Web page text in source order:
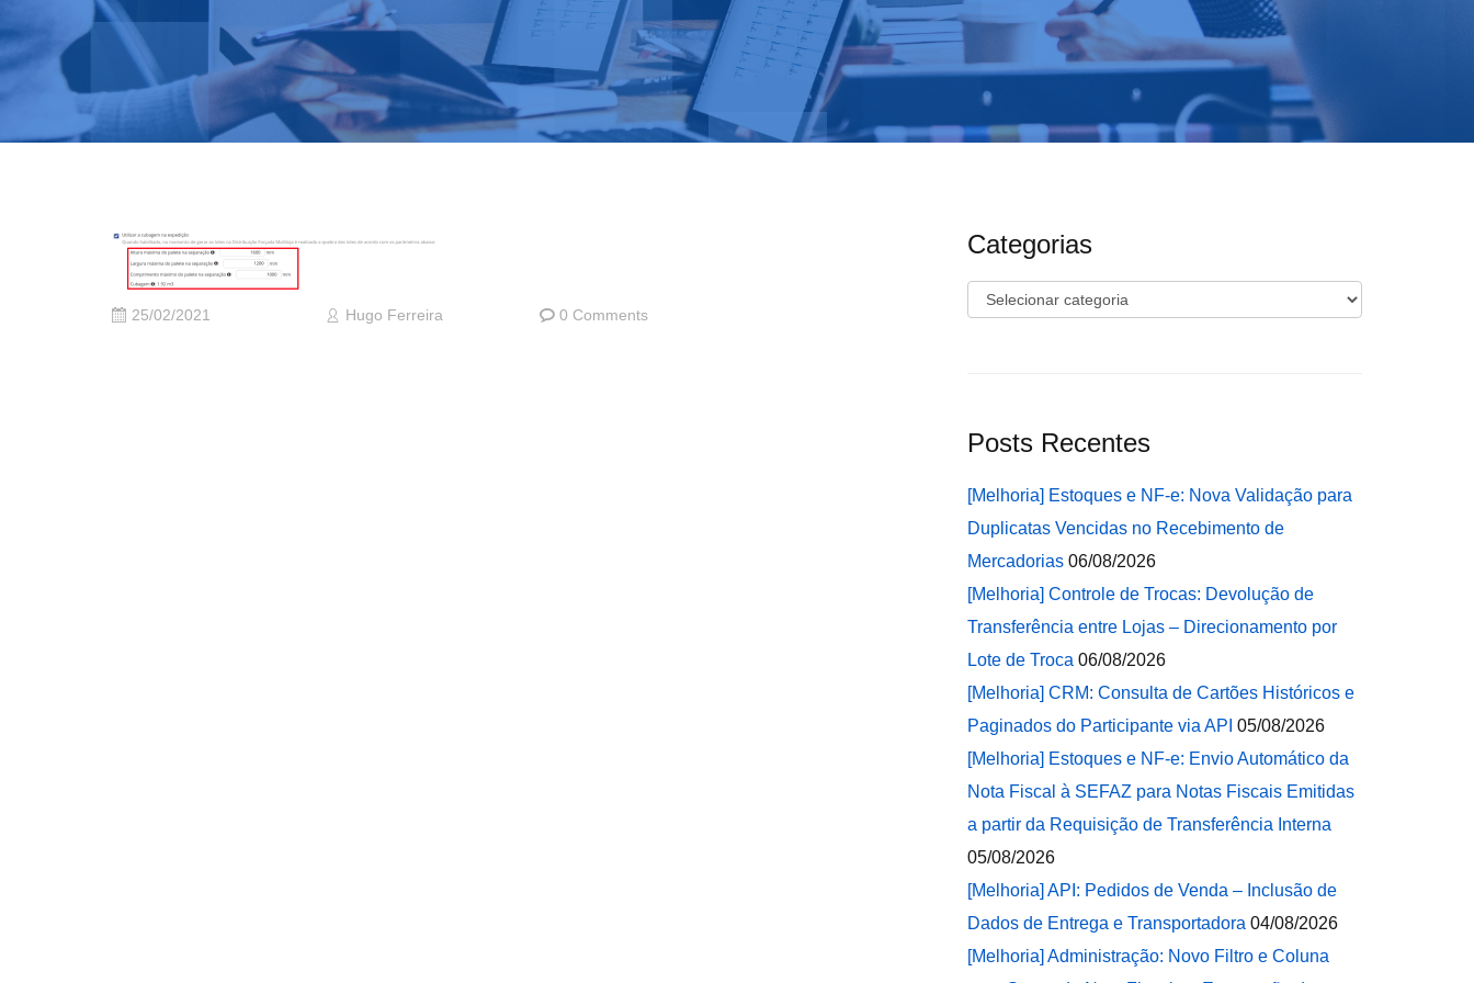
25/02/2021 Hugo Ferreira 0 Comments
Categorias
Categorias
Posts Recentes
[Melhoria] Estoques e NF-e: Nova Validação para
Duplicatas Vencidas no Recebimento de
Mercadorias 06/08/2026
[Melhoria] Controle de Trocas: Devolução de
Transferência entre Lojas – Direcionamento por
Lote de Troca 06/08/2026
[Melhoria] CRM: Consulta de Cartões Históricos e
Paginados do Participante via API 05/08/2026
[Melhoria] Estoques e NF-e: Envio Automático da
Nota Fiscal à SEFAZ para Notas Fiscais Emitidas
a partir da Requisição de Transferência Interna
05/08/2026
[Melhoria] API: Pedidos de Venda – Inclusão de
Dados de Entrega e Transportadora 04/08/2026
[Melhoria] Administração: Novo Filtro e Coluna